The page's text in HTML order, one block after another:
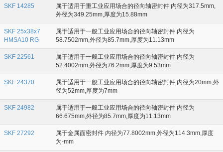
SKF 14285
属于适用于重工业应用场合的径向轴密封件 内径为317.5mm,
外径为349.25mm,厚度为15.88mm
SKF 25x38x7
HMSA10 RG
属于适用于一般工业应用场合的径向轴密封件 内径为
58.7502mm,外径为85.7mm,厚度为11.13mm
SKF 22561
属于适用于一般工业应用场合的径向轴密封件 内径为
52.4002mm,外径为76.2mm,厚度为9.53mm
SKF 24370
属于适用于一般工业应用场合的径向轴密封件 内径为20mm,外
径为52mm,厚度为7mm
SKF 24982
属于适用于一般工业应用场合的径向轴密封件 内径为
66.675mm,外径为85.7mm,厚度为11.13mm
SKF 27292
属于金属面密封件 内径为77.8002mm,外径为114.3mm,厚度
为-mm